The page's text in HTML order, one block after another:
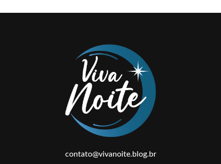
contato@vivanoite.blog.br